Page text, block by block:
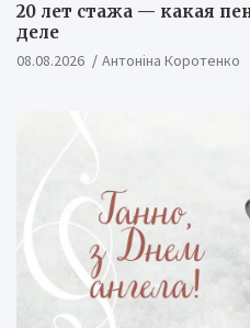
20 лет стажа — какая
деле
08.08.2026 Антоніна Коротенко